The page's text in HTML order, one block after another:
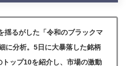
揺るがした「令和のブラックマ
に分析。5日に大暴落した銘柄
ップ10を紹介し、市場の激動